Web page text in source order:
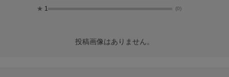
★ 1 (0)
投稿画像はありません。